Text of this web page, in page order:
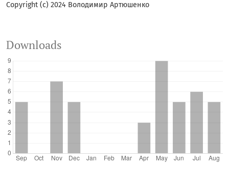
Copyright (c) 2024 Володимир Артюшенко
Downloads